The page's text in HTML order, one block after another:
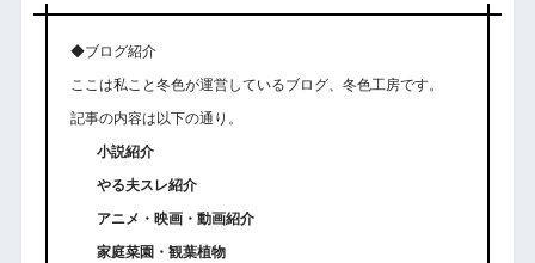
◆ブログ紹介
ここは私こと冬色が運営しているブログ、冬色工房です。
記事の内容は以下の通り。
小説紹介
やる夫スレ紹介
アニメ・映画・動画紹介
家庭菜園・観葉植物